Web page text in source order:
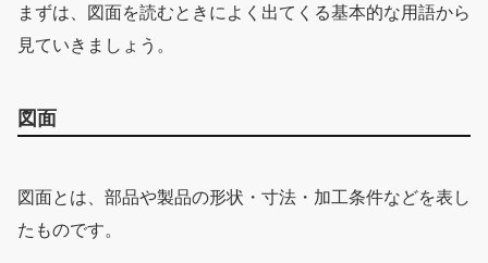
まずは、図面を読むときによく出てくる基本的な用語から
見ていきましょう。
図面
図面とは、部品や製品の形状・寸法・加工条件などを表し
たものです。